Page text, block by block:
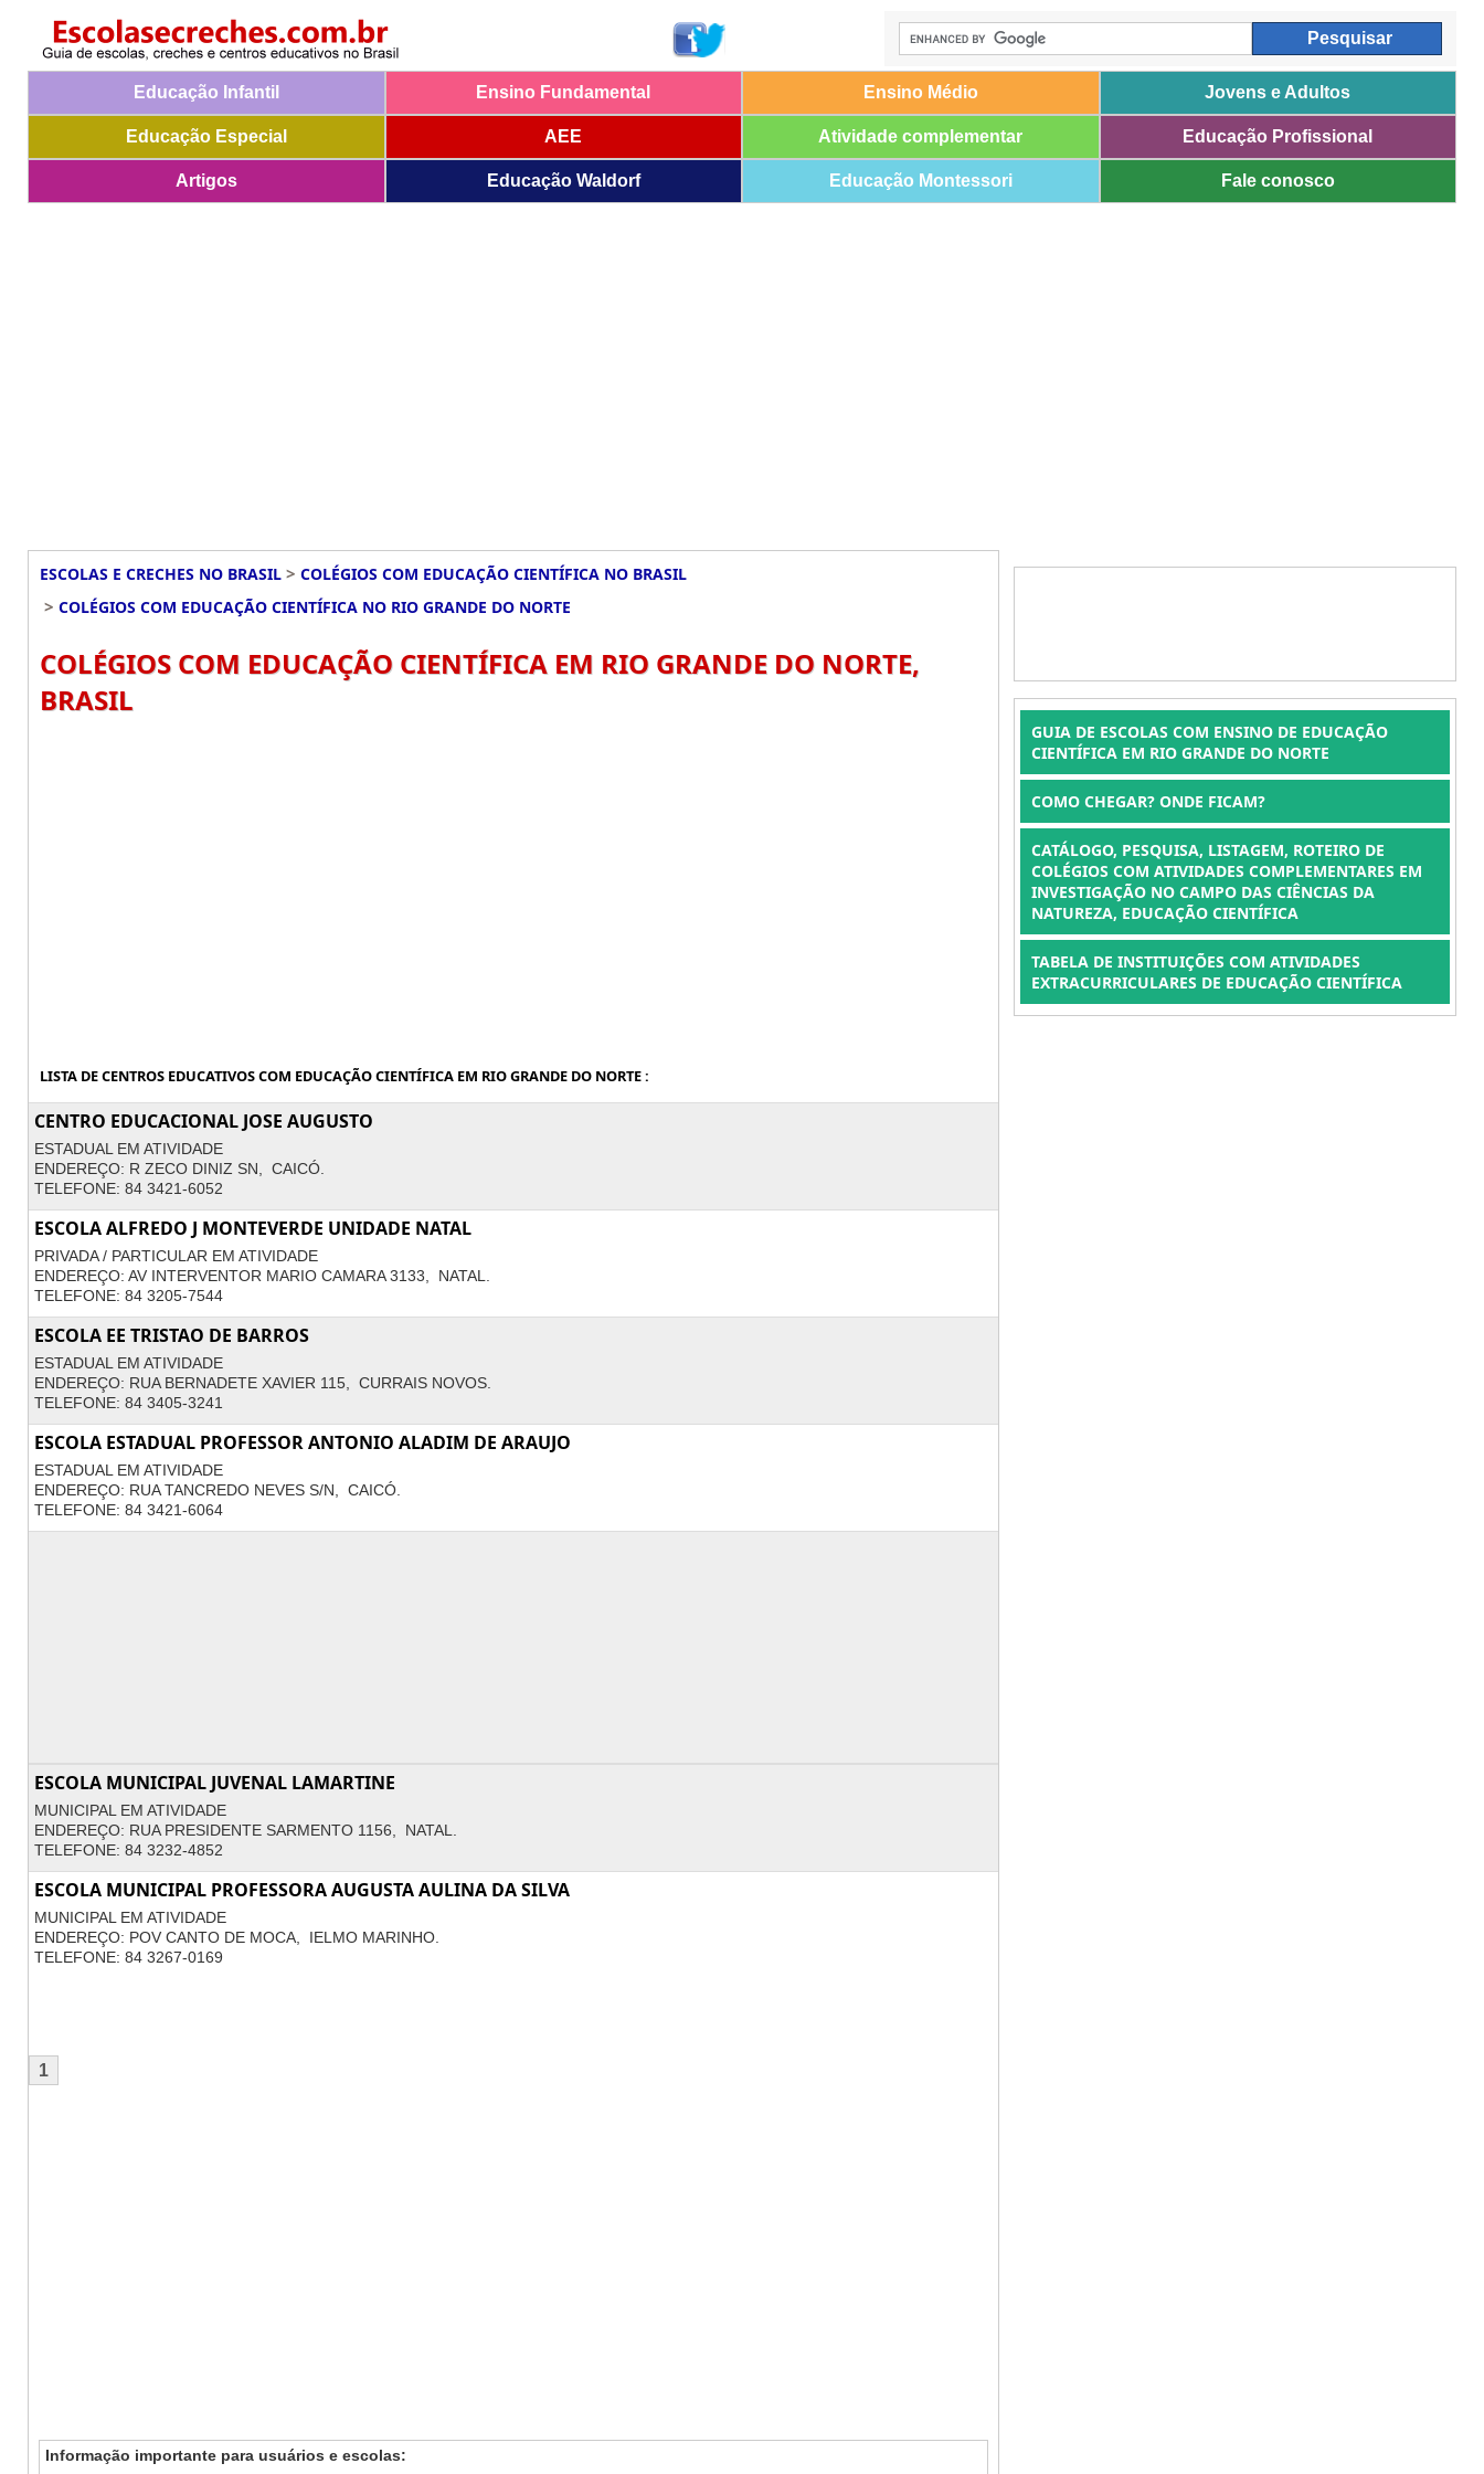
Educação Infantil Ensino Fundamental Ensino Médio Jovens e Adultos
Educação Especial AEE Atividade complementar Educação Profissional
Artigos Educação Waldorf Educação Montessori Fale conosco
ESCOLAS E CRECHES NO BRASIL > COLÉGIOS COM EDUCAÇÃO CIENTÍFICA NO BRASIL
> COLÉGIOS COM EDUCAÇÃO CIENTÍFICA NO RIO GRANDE DO NORTE
COLÉGIOS COM EDUCAÇÃO CIENTÍFICA EM RIO GRANDE DO NORTE,
BRASIL
LISTA DE CENTROS EDUCATIVOS COM EDUCAÇÃO CIENTÍFICA EM RIO GRANDE DO NORTE :
CENTRO EDUCACIONAL JOSE AUGUSTO
ESTADUAL EM ATIVIDADE
ENDEREÇO: R ZECO DINIZ SN, CAICÓ.
TELEFONE: 84 3421-6052
ESCOLA ALFREDO J MONTEVERDE UNIDADE NATAL
PRIVADA / PARTICULAR EM ATIVIDADE
ENDEREÇO: AV INTERVENTOR MARIO CAMARA 3133, NATAL.
TELEFONE: 84 3205-7544
ESCOLA EE TRISTAO DE BARROS
ESTADUAL EM ATIVIDADE
ENDEREÇO: RUA BERNADETE XAVIER 115, CURRAIS NOVOS.
TELEFONE: 84 3405-3241
ESCOLA ESTADUAL PROFESSOR ANTONIO ALADIM DE ARAUJO
ESTADUAL EM ATIVIDADE
ENDEREÇO: RUA TANCREDO NEVES S/N, CAICÓ.
TELEFONE: 84 3421-6064
ESCOLA MUNICIPAL JUVENAL LAMARTINE
MUNICIPAL EM ATIVIDADE
ENDEREÇO: RUA PRESIDENTE SARMENTO 1156, NATAL.
TELEFONE: 84 3232-4852
ESCOLA MUNICIPAL PROFESSORA AUGUSTA AULINA DA SILVA
MUNICIPAL EM ATIVIDADE
ENDEREÇO: POV CANTO DE MOCA, IELMO MARINHO.
TELEFONE: 84 3267-0169
1
Informação importante para usuários e escolas:
GUIA DE ESCOLAS COM ENSINO DE EDUCAÇÃO
CIENTÍFICA EM RIO GRANDE DO NORTE
COMO CHEGAR? ONDE FICAM?
CATÁLOGO, PESQUISA, LISTAGEM, ROTEIRO DE
COLÉGIOS COM ATIVIDADES COMPLEMENTARES EM
INVESTIGAÇÃO NO CAMPO DAS CIÊNCIAS DA
NATUREZA, EDUCAÇÃO CIENTÍFICA
TABELA DE INSTITUIÇÕES COM ATIVIDADES
EXTRACURRICULARES DE EDUCAÇÃO CIENTÍFICA